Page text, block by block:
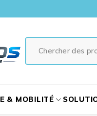
& MOBILITÉ